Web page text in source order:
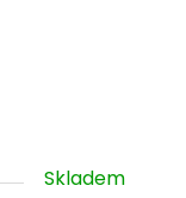
Skladem